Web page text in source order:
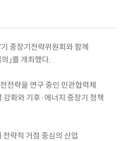
중장기전략위원회와 함께
」를 개최했다.
전략을 연구 중인 민관협력체
화와 기후·에너지 중장기 정책
략적 거점 중심의 산업